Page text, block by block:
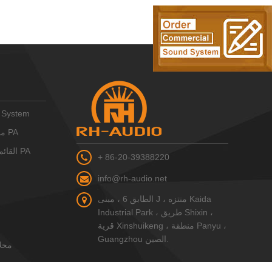
RH-AUDIO 16 منطقة نظام PA
RH-AUDIO IP القائم على نظام PA
+ 86-20-39388220
info@rh-audio.net
الطابق 6 ، مبنى J ، منتزه Kaida
Industrial Park ، طريق Shixin ،
قرية Xinshuikeng ، منطقة Panyu ،